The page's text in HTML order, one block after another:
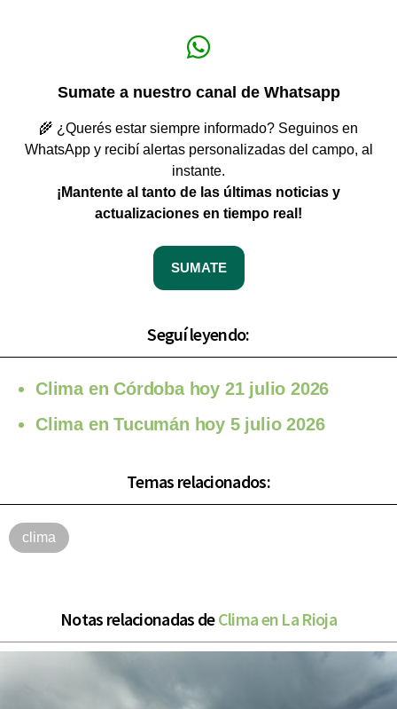
Sumate a nuestro canal de Whatsapp
🌾 ¿Querés estar siempre informado? Seguinos en
WhatsApp y recibí alertas personalizadas del campo, al
instante.
¡Mantente al tanto de las últimas noticias y
actualizaciones en tiempo real!
SUMATE
Seguí leyendo:
Clima en Córdoba hoy 21 julio 2026
Clima en Tucumán hoy 5 julio 2026
Temas relacionados:
clima
Notas relacionadas deClima en La Rioja